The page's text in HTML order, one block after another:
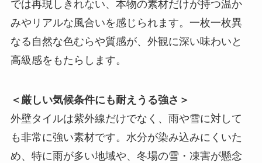
では再現しきれない、本物の素材だけが持つ温か
みやリアルな風合いを感じられます。一枚一枚異
なる自然な色むらや質感が、外観に深い味わいと
高級感をもたらします。
＜厳しい気候条件にも耐えうる強さ＞
外壁タイルは紫外線だけでなく、雨や雪に対して
も非常に強い素材です。水分が染み込みにくいた
め、特に雨が多い地域や、冬場の雪・凍害が懸念